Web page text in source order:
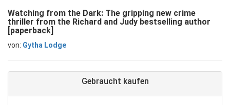
Watching from the Dark: The gripping new crime
thriller from the Richard and Judy bestselling author
[paperback]
von: Gytha Lodge
Gebraucht kaufen